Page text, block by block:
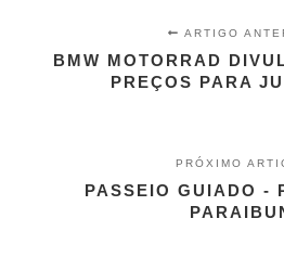
ARTIGO
BMW MOTORRAD
PREÇOS PARA
PRÓXIMO
PASSEIO GUIADO -